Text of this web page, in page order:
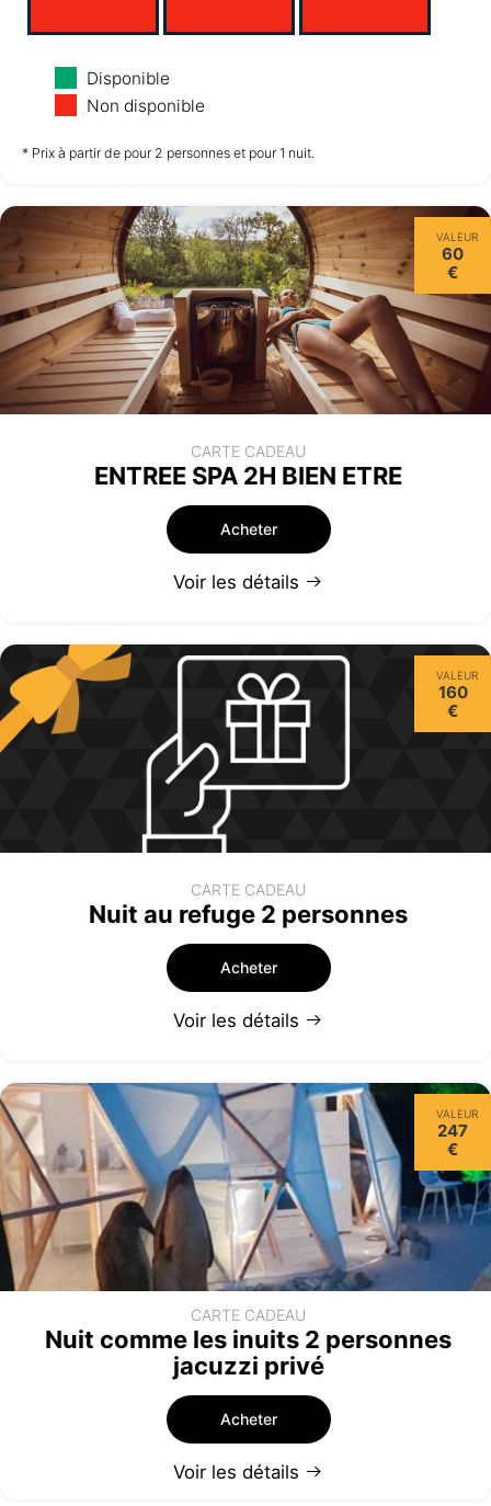
Lundi
10/08
non disponible non disponible
Jeudi
13/08
non disponible
Disponible
Non disponible
* Prix à partir de pour 2 personnes et pour 1 nuit.
VALEUR
60
€
CARTE CADEAU
ENTREE SPA 2H BIEN ETRE
Acheter
Voir les détails
VALEUR
160
€
CARTE CADEAU
Nuit au refuge 2 personnes
Acheter
Voir les détails
VALEUR
247
€
CARTE CADEAU
Nuit comme les inuits 2 personnes
jacuzzi privé
Acheter
Voir les détails